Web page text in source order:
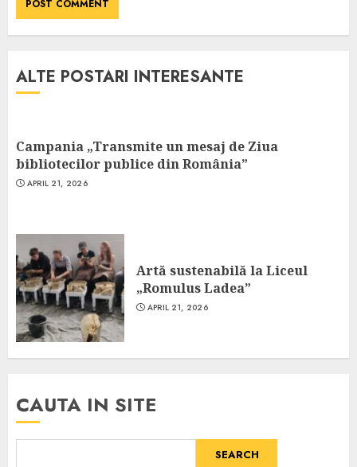
ALTE POSTARI INTERESANTE
Campania „Transmite un mesaj de Ziua
bibliotecilor publice din România”
APRIL 21, 2026
Artă sustenabilă la Liceul
„Romulus Ladea”
APRIL 21, 2026
CAUTA IN SITE
SEARCH